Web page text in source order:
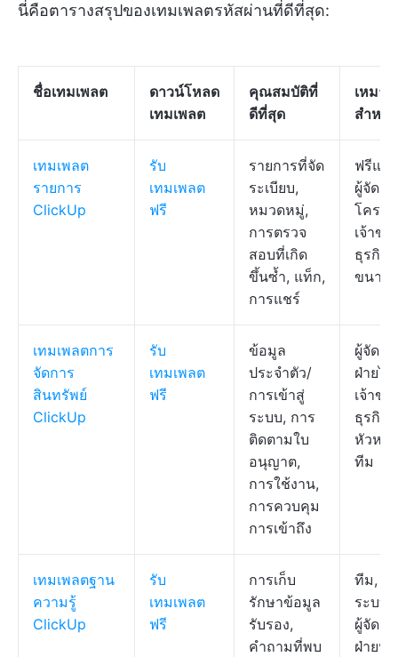
นี่คือตารางสรุปของเทมเพลตรหัสผ่านที่ดีที่สุด:
ชื่อเทมเพลต
ดาวน์โหลด
เทมเพลต
คุณสมบัติที่
ดีที่สุด
เหมาะ
สำหรับ
เทมเพลต
รายการ
ClickUp
รับ
เทมเพลต
ฟรี
รายการที่จัด
ระเบียบ,
หมวดหมู่,
การตรวจ
สอบที่เกิด
ขึ้นซ้ำ, แท็ก,
การแชร์
ฟรีแล
ผู้จัดก
โครง
เจ้าขอ
ธุรกิจ
ขนาด
เทมเพลตการ
จัดการ
สินทรัพย์
ClickUp
รับ
เทมเพลต
ฟรี
ข้อมูล
ประจำตัว/
การเข้าสู่
ระบบ, การ
ติดตามใบ
อนุญาต,
การใช้งาน,
การควบคุม
การเข้าถึง
ผู้จัดก
ฝ่ายไ
เจ้าขอ
ธุรกิจ,
หัวหน้
ทีม
เทมเพลตฐาน
ความรู้
ClickUp
รับ
เทมเพลต
ฟรี
การเก็บ
รักษาข้อมูล
รับรอง,
คำถามที่พบ
ทีม, ผู้
ระบบ
ผู้จัดก
ฝ่ายป